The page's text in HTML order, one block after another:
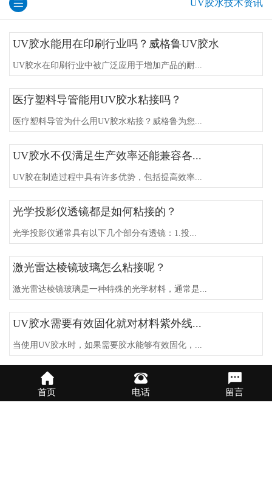
UV胶水技术资讯
UV胶水能用在印刷行业吗？威格鲁UV胶水
UV胶水在印刷行业中被广泛应用于增加产品的耐...
医疗塑料导管能用UV胶水粘接吗？
医疗塑料导管为什么用UV胶水粘接？威格鲁为您...
UV胶水不仅满足生产效率还能兼容各...
UV胶在制造过程中具有许多优势，包括提高效率...
光学投影仪透镜都是如何粘接的？
光学投影仪通常具有以下几个部分有透镜：1.投...
激光雷达棱镜玻璃怎么粘接呢？
激光雷达棱镜玻璃是一种特殊的光学材料，通常是...
UV胶水需要有效固化就对材料紫外线...
当使用UV胶水时，如果需要胶水能够有效固化，...
【工艺品】UV胶水粘水晶好粘吗？怎...
威格鲁UV胶水在粘接水晶方面效果蛮不错的！有...
首页 电话 留言